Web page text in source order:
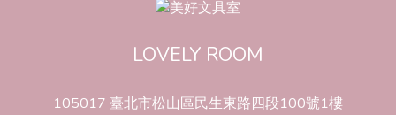
LOVELY ROOM
105017 臺北市松山區民生東路四段100號1樓